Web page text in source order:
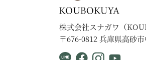
株式会社スナガワ（
〒676-0812 兵庫県高砂